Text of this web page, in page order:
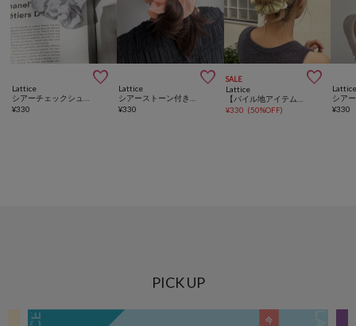

Lattice
¥330

Lattice
¥330
SALE 
Lattice
¥330 (50%OFF) ¥330
PICK UP